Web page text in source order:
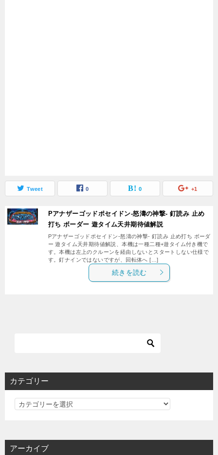
Tweet 0 0 +1
Pアナザーゴッドポセイドン-怒濤の神撃- 釘読み 止め
打ち ボーダー 遊タイム天井期待値解説
Pアナザーゴッドポセイドン-怒濤の神撃- 釘読み 止め打ち ボーダ
ー 遊タイム天井期待値解説、本機は一種二種+遊タイム付き機で
す。本機は左上のクルーンを経由しないとスタートしない仕様で
す。釘ナインではないですが、回転体へ […]
続きを読む
カテゴリー
カ
リ
アーカイブ